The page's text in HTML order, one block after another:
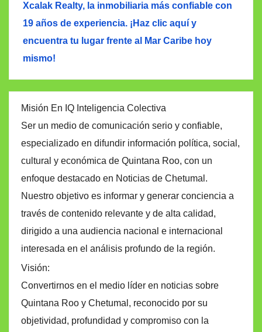
Xcalak Realty, la inmobiliaria más confiable con
19 años de experiencia. ¡Haz clic aquí y
encuentra tu lugar frente al Mar Caribe hoy
mismo!
Misión En IQ Inteligencia Colectiva
Ser un medio de comunicación serio y confiable,
especializado en difundir información política, social,
cultural y económica de Quintana Roo, con un
enfoque destacado en Noticias de Chetumal.
Nuestro objetivo es informar y generar conciencia a
través de contenido relevante y de alta calidad,
dirigido a una audiencia nacional e internacional
interesada en el análisis profundo de la región.
Visión:
Convertirnos en el medio líder en noticias sobre
Quintana Roo y Chetumal, reconocido por su
objetividad, profundidad y compromiso con la